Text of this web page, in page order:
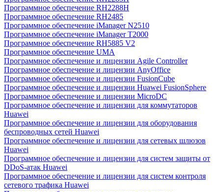
Программное обеспечение RH2288H
Программное обеспечение RH2485
Программное обеспечение iManager N2510
Программное обеспечение iManager T2000
Программное обеспечение RH5885 V2
Программное обеспечение UMA
Программное обеспечение и лицензии Agile Controller
Программное обеспечение и лицензии AnyOffice
Программное обеспечение и лицензии FusionCube
Программное обеспечение и лицензии Huawei FusionSphere
Программное обеспечение и лицензии MicroDC
Программное обеспечение и лицензии для коммутаторов
Huawei
Программное обеспечение и лицензии для оборудования
беспроводных сетей Huawei
Программное обеспечение и лицензии для сетевых шлюзов
Huawei
Программное обеспечение и лицензии для систем защиты от
DDoS-атак Huawei
Программное обеспечение и лицензии для систем контроля
сетевого трафика Huawei